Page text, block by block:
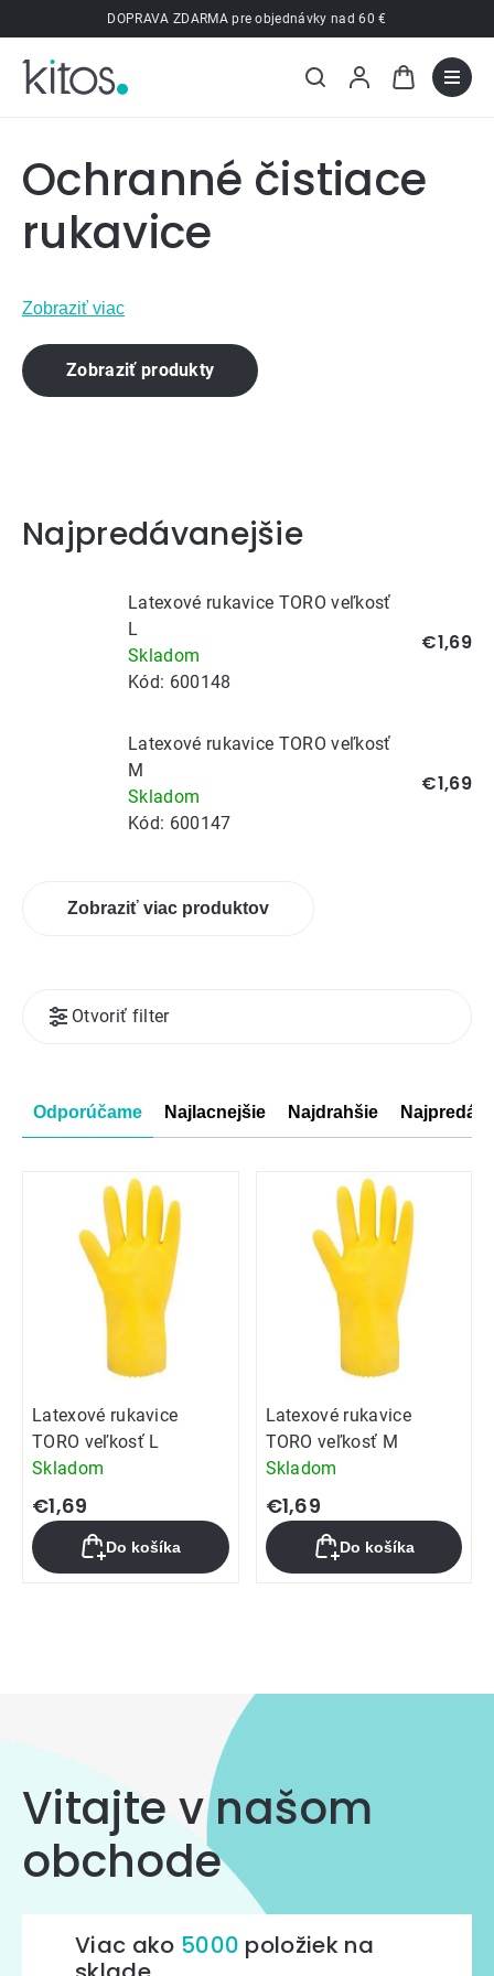
na
obsah
DOPRAVA ZDARMA pre objednávky nad 60 €
Ochranné čistiace
rukavice
Zobraziť viac
Zobraziť produkty
Najpredávanejšie
Latexové rukavice TORO veľkosť
L
Skladom
Kód: 600148
€1,69
Latexové rukavice TORO veľkosť
M
Skladom
Kód: 600147
€1,69
Zobraziť viac produktov
Radenie
produktov
Odporúčame Najlacnejšie Najdrahšie
Otvoriť filter
Výpis
Latexové rukavice
TORO veľkosť L
Skladom
€1,69
Do košíka
Latexové rukavice
TORO veľkosť M
Skladom
€1,69
Do košíka
prvky
výpisu
Vitajte v našom
obchode
Viac ako 5000 položiek na